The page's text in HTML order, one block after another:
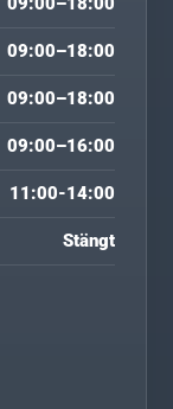
09:00–18:00
09:00–18:00
09:00–16:00
11:00-14:00
Stängt